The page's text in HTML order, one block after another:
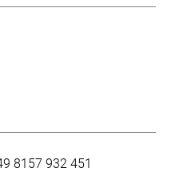
8157 932 451